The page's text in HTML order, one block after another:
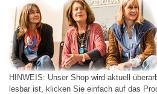
HINWEIS: Unser Shop wird aktuell
lesbar ist, klicken Sie einfach auf das